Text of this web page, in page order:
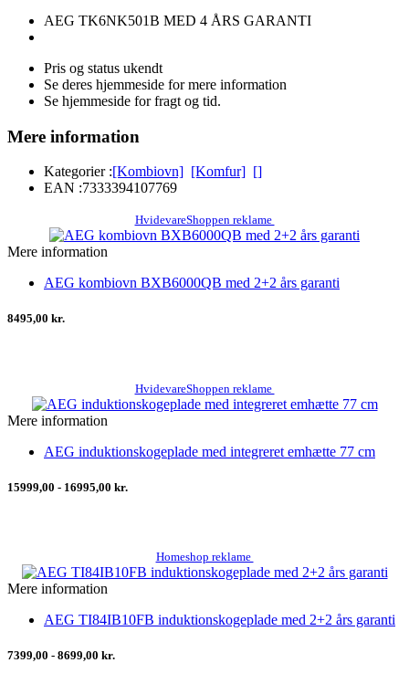
AEG TK6NK501B MED 4 ÅRS GARANTI
Pris og status ukendt
Se deres hjemmeside for mere information
Se hjemmeside for fragt og tid.
Mere information
Kategorier :[Kombiovn] [Komfur] []
EAN :7333394107769
HvidevareShoppen reklame
Mere information
AEG kombiovn BXB6000QB med 2+2 års garanti
8495,00 kr.
HvidevareShoppen reklame
Mere information
AEG induktionskogeplade med integreret emhætte 77 cm
15999,00 - 16995,00 kr.
Homeshop reklame
Mere information
AEG TI84IB10FB induktionskogeplade med 2+2 års garanti
7399,00 - 8699,00 kr.